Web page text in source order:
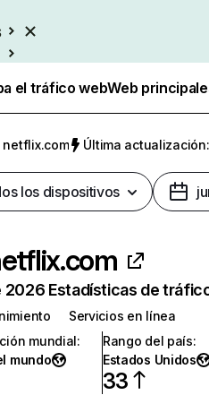
el tráfico webWeb
netflix.com Última
los dispositivos
2026 Estadísticas de
Servicios en línea
mundial:
mundo
Rango del país:
Estados Unidos
33